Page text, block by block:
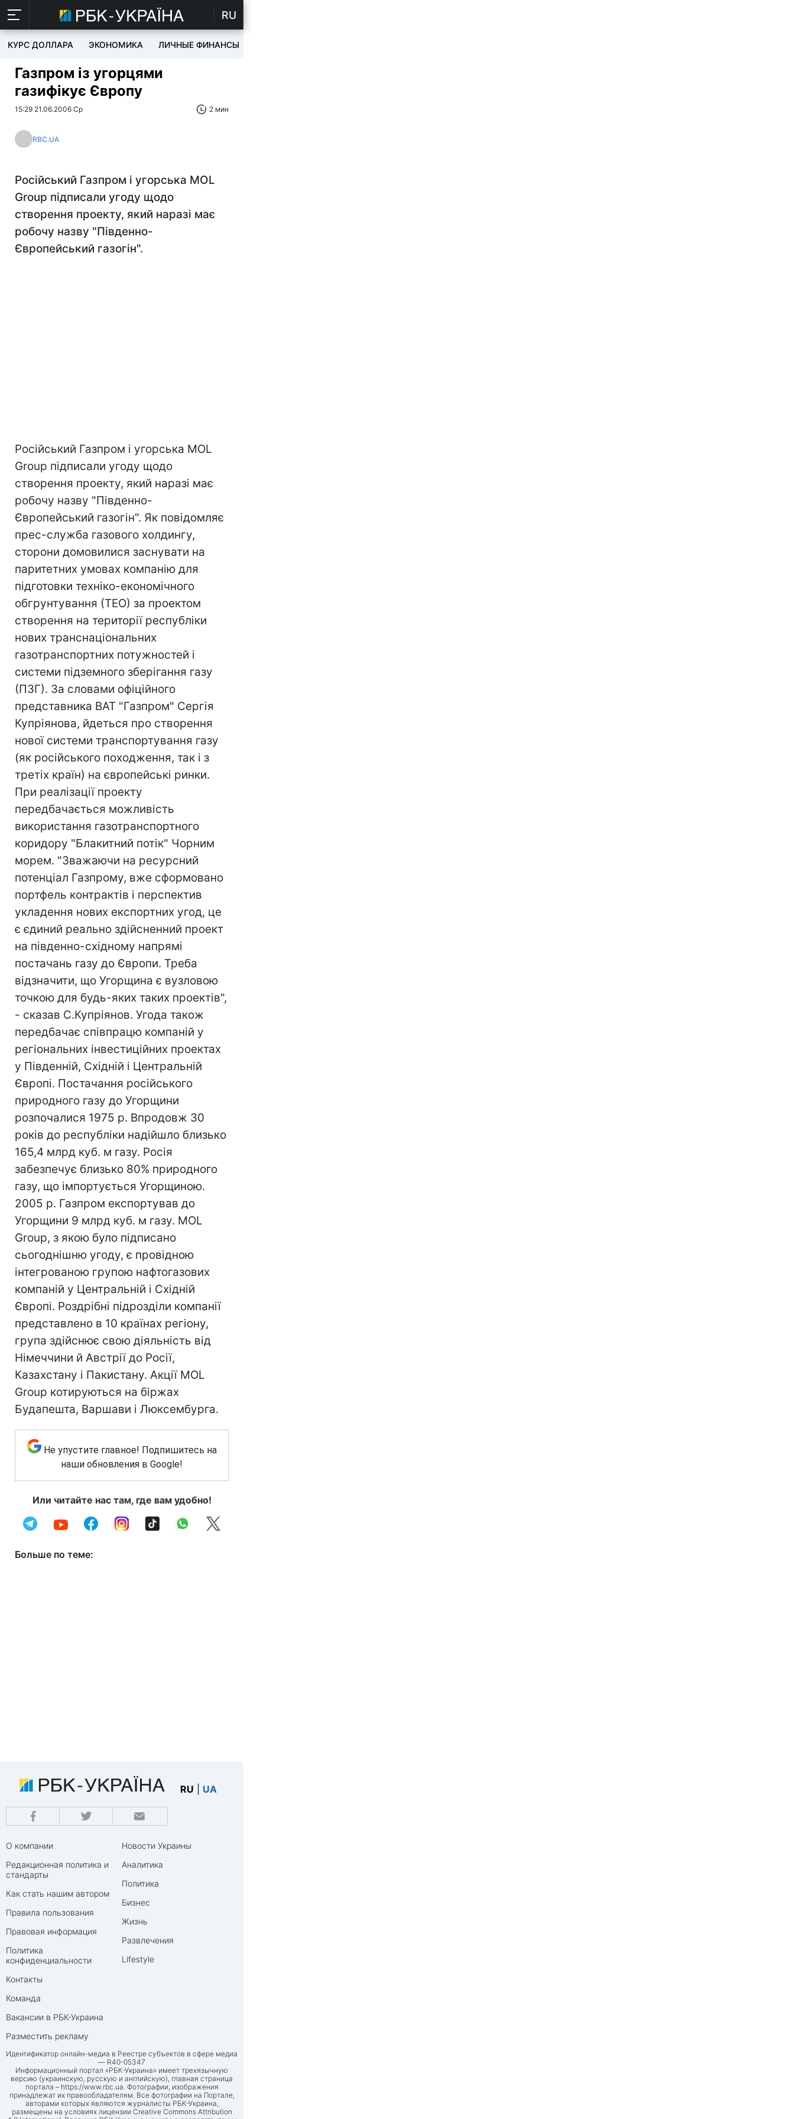
RU
КУРС ДОЛЛАРА ЭКОНОМИКА ЛИЧНЫЕ ФИНАНСЫ
Газпром із угорцями
газифікує Європу
15:29 21.06.2006 Ср 2 мин
RBC.UA
Російський Газпром і угорська MOL
Group підписали угоду щодо
створення проекту, який наразі має
робочу назву "Південно-
Європейський газогін".
Російський Газпром і угорська MOL
Group підписали угоду щодо
створення проекту, який наразі має
робочу назву "Південно-
Європейський газогін". Як повідомляє
прес-служба газового холдингу,
сторони домовилися заснувати на
паритетних умовах компанію для
підготовки техніко-економічного
обгрунтування (ТЕО) за проектом
створення на території республіки
нових транснаціональних
газотранспортних потужностей і
системи підземного зберігання газу
(ПЗГ). За словами офіційного
представника ВАТ "Газпром" Сергія
Купріянова, йдеться про створення
нової системи транспортування газу
(як російського походження, так і з
третіх країн) на європейські ринки.
При реалізації проекту
передбачається можливість
використання газотранспортного
коридору "Блакитний потік" Чорним
морем. "Зважаючи на ресурсний
потенціал Газпрому, вже сформовано
портфель контрактів і перспектив
укладення нових експортних угод, це
є єдиний реально здійсненний проект
на південно-східному напрямі
постачань газу до Європи. Треба
відзначити, що Угорщина є вузловою
точкою для будь-яких таких проектів",
- сказав С.Купріянов. Угода також
передбачає співпрацю компаній у
регіональних інвестиційних проектах
у Південній, Східній і Центральній
Європі. Постачання російського
природного газу до Угорщини
розпочалися 1975 р. Впродовж 30
років до республіки надійшло близько
165,4 млрд куб. м газу. Росія
забезпечує близько 80% природного
газу, що імпортується Угорщиною.
2005 р. Газпром експортував до
Угорщини 9 млрд куб. м газу. MOL
Group, з якою було підписано
сьогоднішню угоду, є провідною
інтегрованою групою нафтогазових
компаній у Центральній і Східній
Європі. Роздрібні підрозділи компанії
представлено в 10 країнах регіону,
група здійснює свою діяльність від
Німеччини й Австрії до Росії,
Казахстану і Пакистану. Акції MOL
Group котируються на біржах
Будапешта, Варшави і Люксембурга.
Не упустите главное! Подпишитесь на
наши обновления в Google!
Или читайте нас там, где вам удобно!
Больше по теме:
RU UA
О компании
Редакционная политика и
стандарты
Как стать нашим автором
Правила пользования
Правовая информация
Политика
конфиденциальности
Контакты
Команда
Вакансии в РБК-Украина
Разместить рекламу
Новости Украины
Аналитика
Политика
Бизнес
Жизнь
Развлечения
Lifestyle
Идентификатор онлайн-медиа в Реестре субъектов в сфере медиа
— R40-05347
Информационный портал «РБК-Украина» имеет трехязычную
версию (украинскую, русскую и английскую), главная страница
портала – https://www.rbc.ua. Фотографии, изображения
принадлежат их правообладателям. Все фотографии на Портале,
авторами которых являются журналисты РБК-Украина,
размещены на условиях лицензии Creative Commons Attribution